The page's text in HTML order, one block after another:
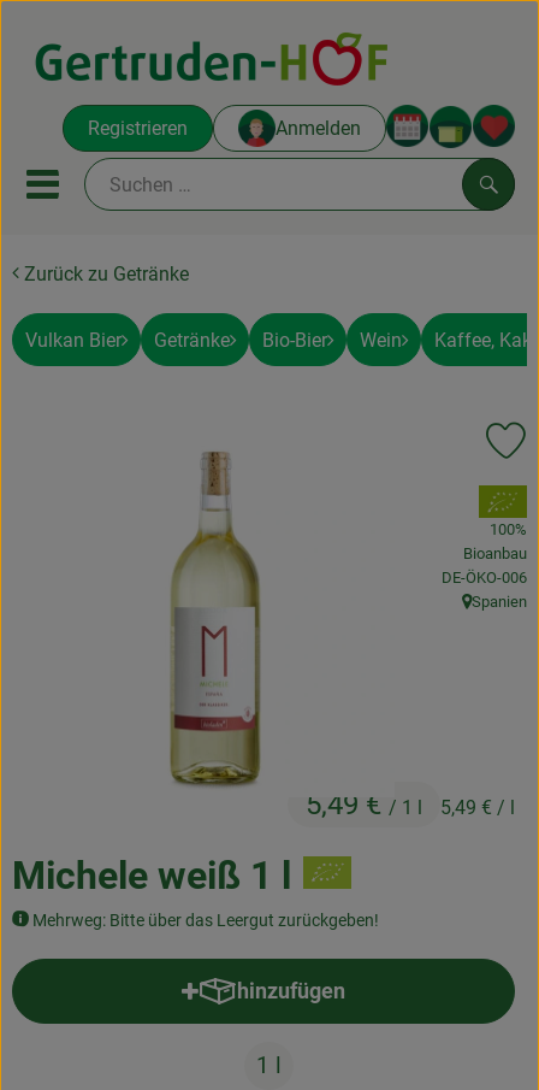
Registrieren Anmelden
Mobiles Menu öffnen oder
Ökokisten
Koch-Kisten
So geht’s
Über uns
Rezepte
Zurück zu Getränke
Vulkan Bier Getränke Bio-Bier Wein Kaffee,
Michele weiß 1 l
Mehrweg: Bitte über das Leergut zurückgeben!
5,49 € / 1 l 5,49 € / l
, Verband:
100%
Bioanbau
, Kontrollstelle:
DE-ÖKO-006
, Herkunft:
Spanien
hinzufügen
Produkt zum Warenkorb
1 l